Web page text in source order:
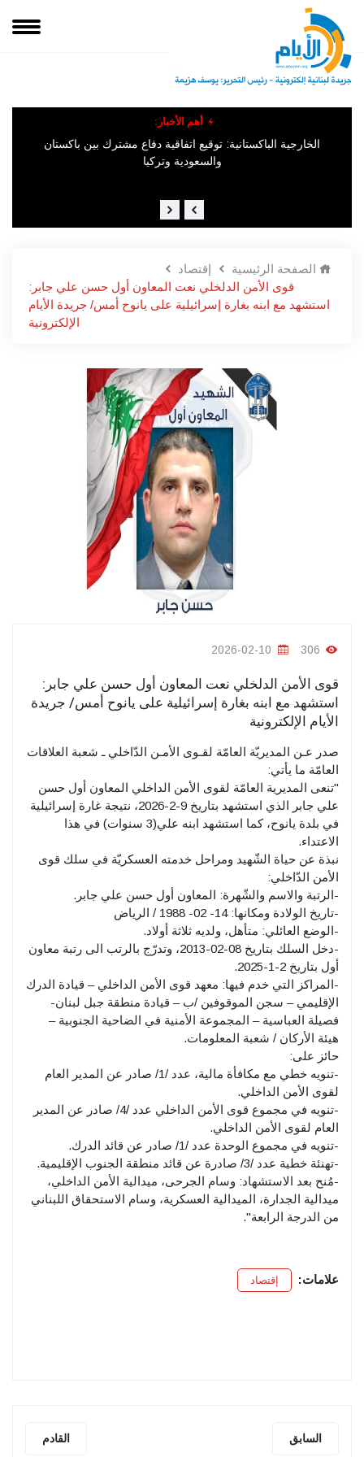
أهم الأخبار:
الخارجية الباكستانية: توقيع اتفاقية دفاع مشترك بين باكستان
والسعودية وتركيا
الإخباريّة السّوريّة : "وقوع عدد من القتلى والمصابين جرّاء انفجار وقع
الصفحة الرئيسية
إقتصاد
قوى الأمن الدلخلي نعت المعاون أول حسن علي جابر:
استشهد مع ابنه بغارة إسرائيلية على يانوح أمس/ جريدة الأيام
الإلكترونية
قوى الأمن الدلخلي نعت المعاون أول حسن علي جابر:
استشهد مع ابنه بغارة إسرائيلية على يانوح أمس/ جريدة
الأيام الإلكترونية
صدر عـن المديريّة العامّة لقـوى الأمـن الدّاخلي ـ شعبة العلاقات
العامّة ما يأتي:
"تنعى المديرية العامّة لقوى الأمن الداخلي المعاون أول حسن
علي جابر الذي استشهد بتاريخ 9-2-2026، نتيجة غارة إسرائيلية
في بلدة يانوح، كما استشهد ابنه علي(3 سنوات) في هذا
الاعتداء.
نبذة عن حياة الشّهيد ومراحل خدمته العسكريّة في سلك قوى
الأمن الدّاخلي:
-الرتبة والاسم والشّهرة: المعاون أول حسن علي جابر.
-تاريخ الولادة ومكانها: 14- 02- 1988 / الرياض
-الوضع العائلي: متأهل، ولديه ثلاثة أولاد.
-دخل السلك بتاريخ 08-02-2013، وتدرّج بالرتب الى رتبة معاون
أول بتاريخ 2-1-2025.
-المراكز التي خدم فيها: معهد قوى الأمن الداخلي – قيادة الدرك
الإقليمي – سجن الموقوفين /ب – قيادة منطقة جبل لبنان-
فصيلة العباسية – المجموعة الأمنية في الضاحية الجنوبية –
هيئة الأركان / شعبة المعلومات.
حائز على:
-تنويه خطي مع مكافأة مالية، عدد /1/ صادر عن المدير العام
لقوى الأمن الداخلي.
-تنويه في مجموع قوى الأمن الداخلي عدد /4/ صادر عن المدير
العام لقوى الأمن الداخلي.
-تنويه في مجموع الوحدة عدد /1/ صادر عن قائد الدرك.
-تهنئة خطية عدد /3/ صادرة عن قائد منطقة الجنوب الإقليمية.
-مُنح بعد الاستشهاد: وسام الجرحى، ميدالية الأمن الداخلي،
ميدالية الجدارة، الميدالية العسكرية، وسام الاستحقاق اللبناني
من الدرجة الرابعة".
علامات: إقتصاد
القادم السابق